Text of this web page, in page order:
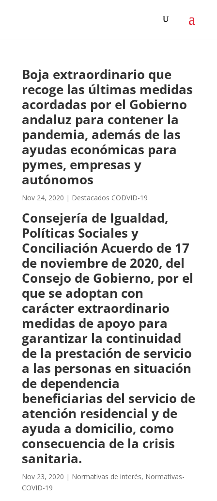
Boja extraordinario que
recoge las últimas medidas
acordadas por el Gobierno
andaluz para contener la
pandemia, además de las
ayudas económicas para
pymes, empresas y
autónomos
Nov 24, 2020 | Destacados CODVID-19
Consejería de Igualdad,
Políticas Sociales y
Conciliación Acuerdo de 17
de noviembre de 2020, del
Consejo de Gobierno, por el
que se adoptan con
carácter extraordinario
medidas de apoyo para
garantizar la continuidad
de la prestación de servicio
a las personas en situación
de dependencia
beneficiarias del servicio de
atención residencial y de
ayuda a domicilio, como
consecuencia de la crisis
sanitaria.
Nov 23, 2020 | Normativas de interés, Normativas-
COVID-19